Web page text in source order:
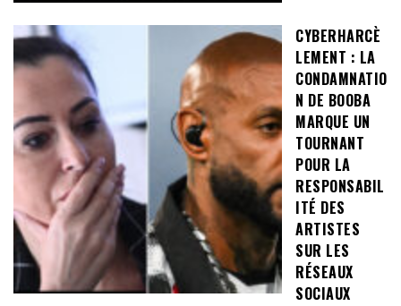
CYBERHARCÈ
LEMENT : LA
CONDAMNATIO
N DE BOOBA
MARQUE UN
TOURNANT
POUR LA
RESPONSABIL
ITÉ DES
ARTISTES
SUR LES
RÉSEAUX
SOCIAUX